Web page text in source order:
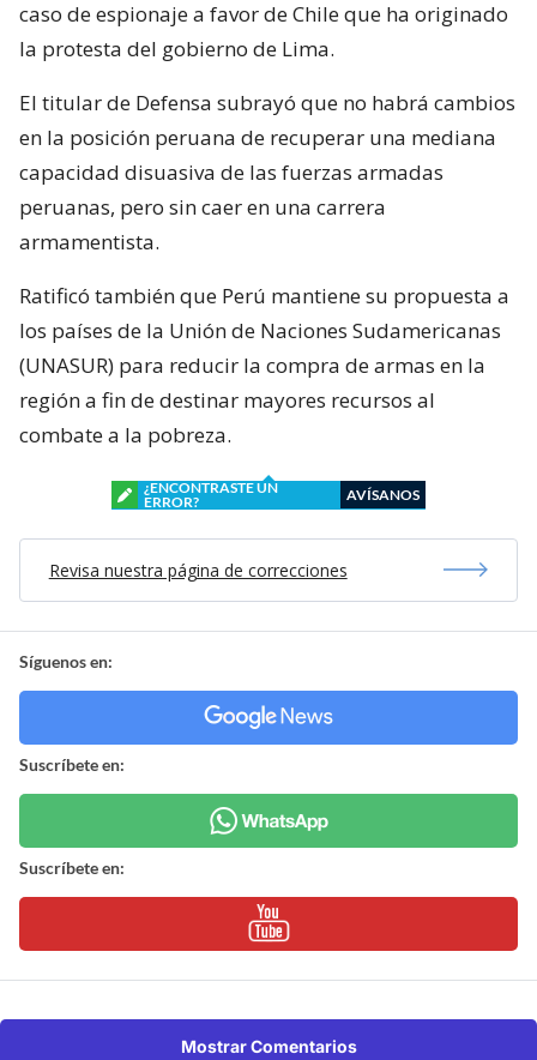
caso de espionaje a favor de Chile que ha originado
la protesta del gobierno de Lima.
El titular de Defensa subrayó que no habrá cambios
en la posición peruana de recuperar una mediana
capacidad disuasiva de las fuerzas armadas
peruanas, pero sin caer en una carrera
armamentista.
Ratificó también que Perú mantiene su propuesta a
los países de la Unión de Naciones Sudamericanas
(UNASUR) para reducir la compra de armas en la
región a fin de destinar mayores recursos al
combate a la pobreza.
¿ENCONTRASTE UN
ERROR?
AVÍSANOS
Revisa nuestra página de correcciones
Síguenos en:
Suscríbete en:
Suscríbete en:
Mostrar Comentarios